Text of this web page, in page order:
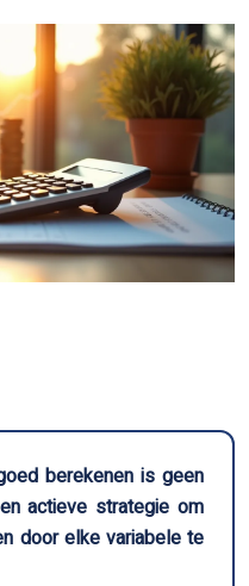
berekenen is geen
actieve strategie om
door elke variabele te